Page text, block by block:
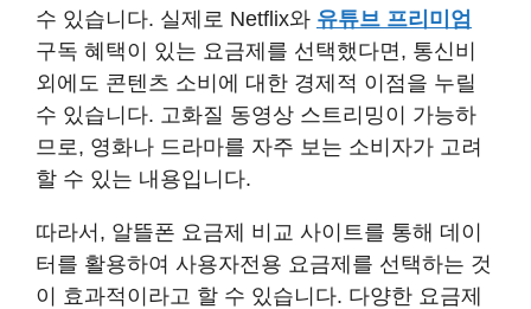
수 있습니다. 실제로 Netflix와 유튜브 프리미엄
구독 혜택이 있는 요금제를 선택했다면, 통신비
외에도 콘텐츠 소비에 대한 경제적 이점을 누릴
수 있습니다. 고화질 동영상 스트리밍이 가능하
므로, 영화나 드라마를 자주 보는 소비자가 고려
할 수 있는 내용입니다.
따라서, 알뜰폰 요금제 비교 사이트를 통해 데이
터를 활용하여 사용자전용 요금제를 선택하는 것
이 효과적이라고 할 수 있습니다. 다양한 요금제